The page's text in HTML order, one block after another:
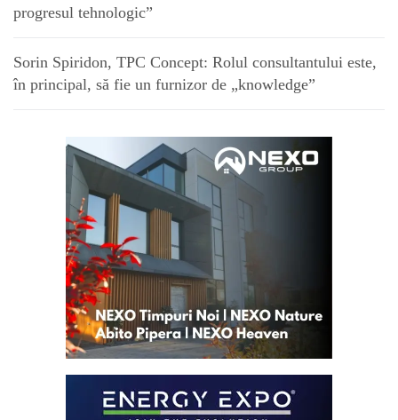
progresul tehnologic”
Sorin Spiridon, TPC Concept: Rolul consultantului este,
în principal, să fie un furnizor de „knowledge”